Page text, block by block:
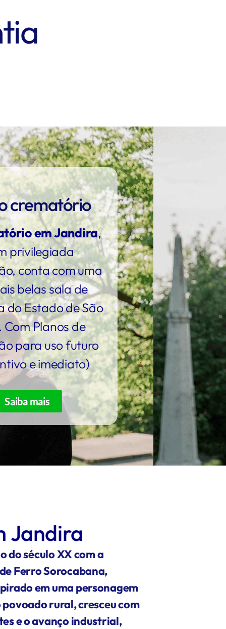
crematório
em Jandira,
privilegiada
conta com uma
belas sala de
do Estado de São
Com Planos de
para uso futuro
e imediato)
Saiba mais
Jandira
do século XX com a
Ferro Sorocabana,
em uma personagem
rural, cresceu com
e o avanço industrial,